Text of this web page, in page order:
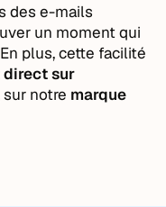
des e-mails
un moment qui
plus, cette facilité
direct sur
notre marque